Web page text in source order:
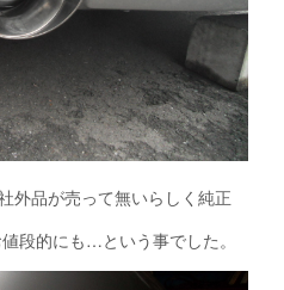
外品が売って無いらしく純正
段的にも…という事でした。